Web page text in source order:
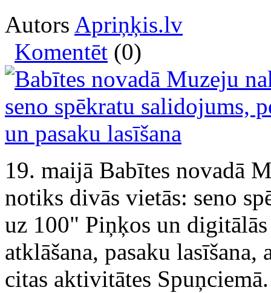
Autors Apriņķis.lv
Komentēt (0)
19. maijā Babītes novadā
notiks divās vietās: seno
uz 100" Piņķos un
atklāšana, pasaku lasīšana,
citas aktivitātes Spuņciemā.